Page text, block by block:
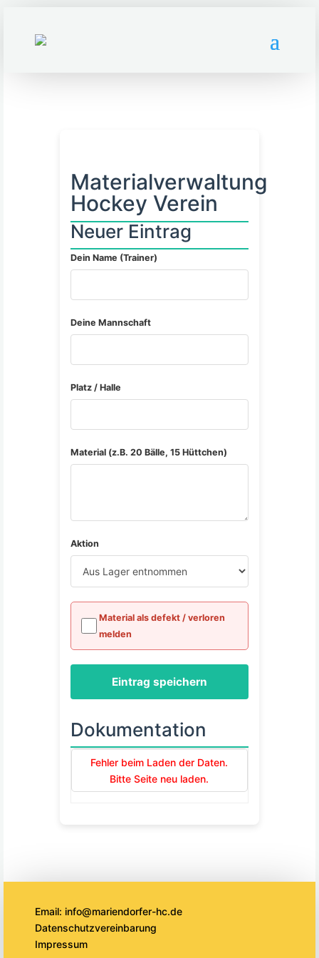
Materialverwaltung
Hockey Verein
Neuer Eintrag
Dein Name (Trainer)
Deine Mannschaft
Platz / Halle
Material (z.B. 20 Bälle, 15 Hüttchen)
Aktion
Material als defekt / verloren
melden
Eintrag speichern
Dokumentation
Fehler beim Laden der Daten.
Bitte Seite neu laden.
Email: info@mariendorfer-hc.de
Datenschutzvereinbarung
Impressum